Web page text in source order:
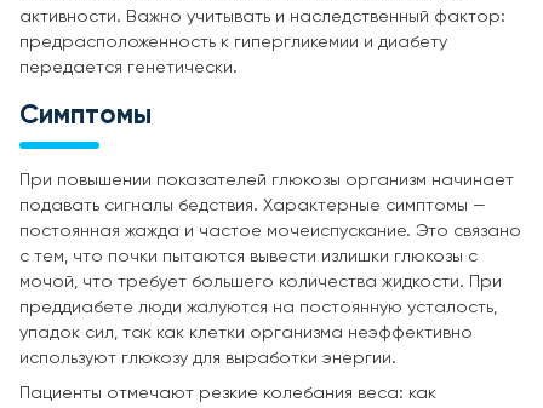
активности. Важно учитывать и наследственный фактор:
предрасположенность к гипергликемии и диабету
передается генетически.
Симптомы
При повышении показателей глюкозы организм начинает
подавать сигналы бедствия. Характерные симптомы —
постоянная жажда и частое мочеиспускание. Это связано
с тем, что почки пытаются вывести излишки глюкозы с
мочой, что требует большего количества жидкости. При
преддиабете люди жалуются на постоянную усталость,
упадок сил, так как клетки организма неэффективно
используют глюкозу для выработки энергии.
Пациенты отмечают резкие колебания веса: как